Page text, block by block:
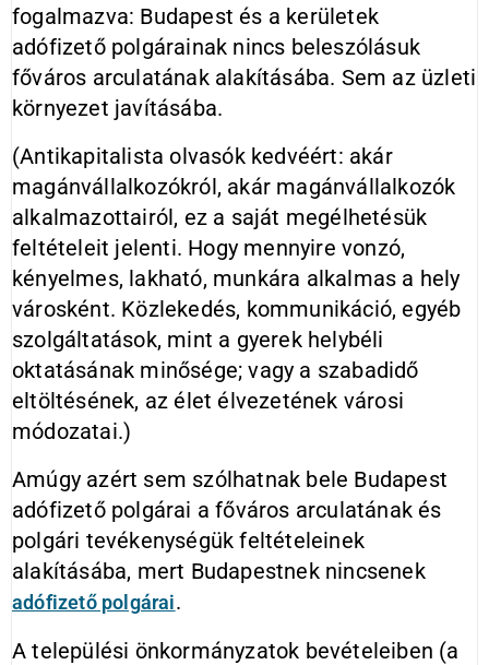
fogalmazva: Budapest és a kerületek
adófizető polgárainak nincs beleszólásuk
főváros arculatának alakításába. Sem az üzleti
környezet javításába.
(Antikapitalista olvasók kedvéért: akár
magánvállalkozókról, akár magánvállalkozók
alkalmazottairól, ez a saját megélhetésük
feltételeit jelenti. Hogy mennyire vonzó,
kényelmes, lakható, munkára alkalmas a hely
városként. Közlekedés, kommunikáció, egyéb
szolgáltatások, mint a gyerek helybéli
oktatásának minősége; vagy a szabadidő
eltöltésének, az élet élvezetének városi
módozatai.)
Amúgy azért sem szólhatnak bele Budapest
adófizető polgárai a főváros arculatának és
polgári tevékenységük feltételeinek
alakításába, mert Budapestnek nincsenek
adófizető polgárai.
A települési önkormányzatok bevételeiben (a